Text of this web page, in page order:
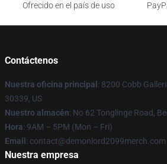
Ofrecido en el país de uso
Contáctenos
Nuestra oficina principal : 8200 Cobb
30339, US
Nuestro almacén: No 62 Tonglinge Road,
Hora: 9AM – 5PM (Mon – Fri)
Email : contact@demonlord2099merch.com
Nuestra empresa